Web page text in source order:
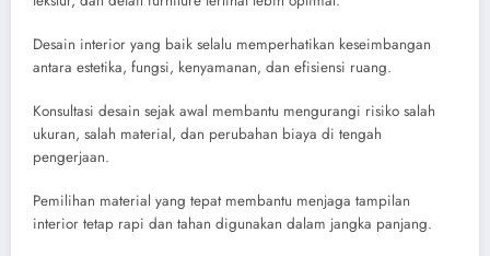
Desain interior yang baik selalu memperhatikan keseimbangan
antara estetika, fungsi, kenyamanan, dan efisiensi ruang.
Konsultasi desain sejak awal membantu mengurangi risiko salah
ukuran, salah material, dan perubahan biaya di tengah
pengerjaan.
Pemilihan material yang tepat membantu menjaga tampilan
interior tetap rapi dan tahan digunakan dalam jangka panjang.